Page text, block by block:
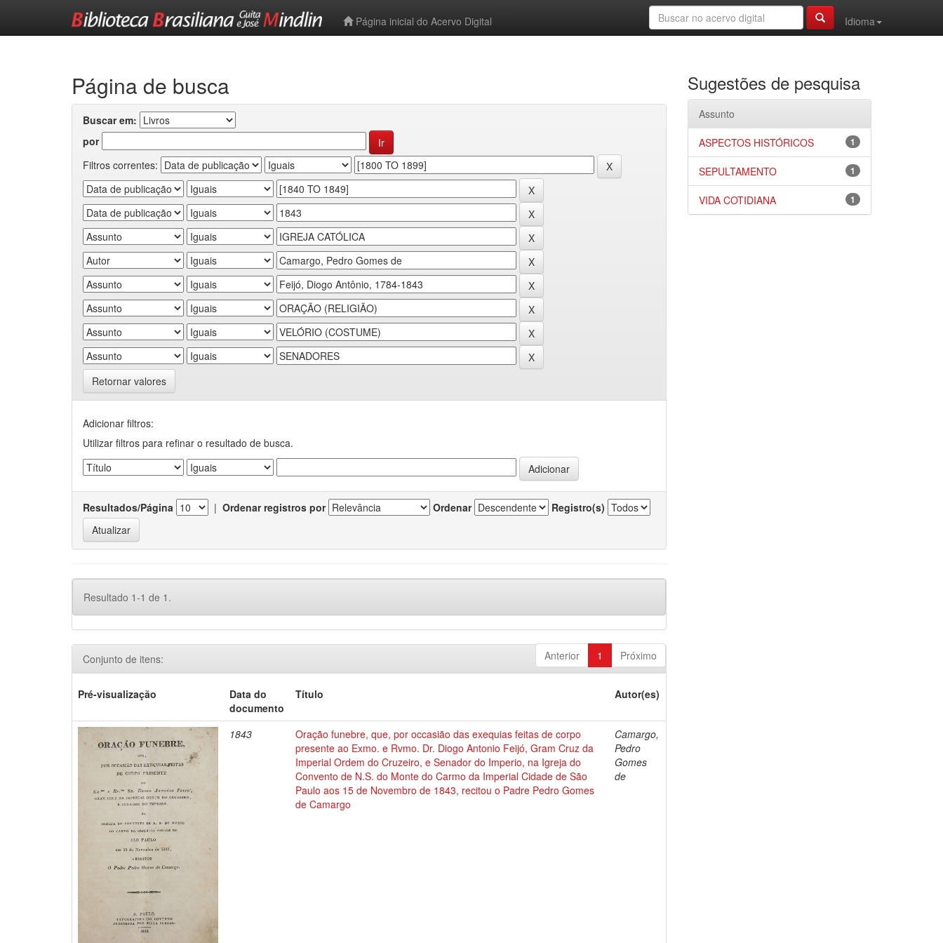
Página inicial do Acervo Digital
Idioma
Página de busca
Buscar em:
por
Filtros correntes:
Retornar valores
Adicionar filtros:
Utilizar filtros para refinar o resultado de busca.
Resultados/Página | Ordenar registros por Ordenar Registro(s)
Resultado 1-1 de 1.
Anterior 1 Próximo
Conjunto de itens:
Pré-visualização
Data do
documento
Título Autor(es)
1843
Oração funebre, que, por occasião das exequias feitas de corpo
presente ao Exmo. e Rvmo. Dr. Diogo Antonio Feijó, Gram Cruz da
Imperial Ordem do Cruzeiro, e Senador do Imperio, na Igreja do
Convento de N.S. do Monte do Carmo da Imperial Cidade de São
Paulo aos 15 de Novembro de 1843, recitou o Padre Pedro Gomes
de Camargo
Camargo,
Pedro
Gomes
de
Sugestões de pesquisa
Assunto
1
ASPECTOS HISTÓRICOS
1
SEPULTAMENTO
1
VIDA COTIDIANA